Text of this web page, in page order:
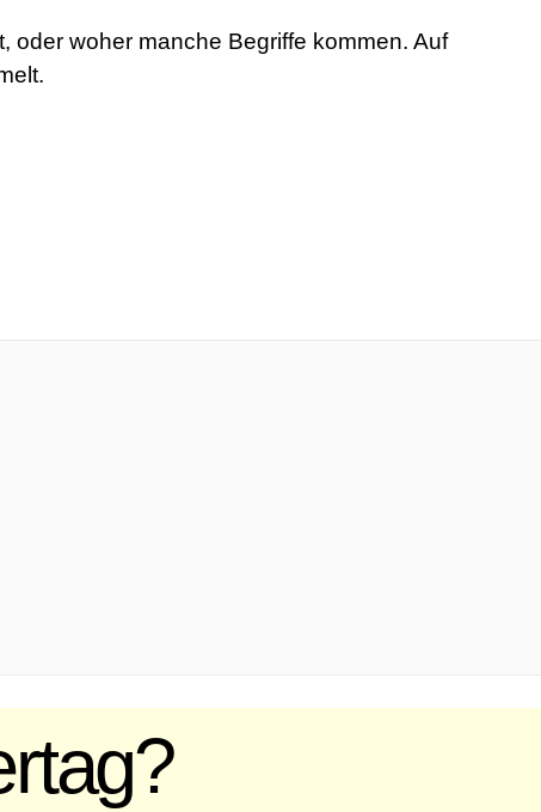
oder woher manche Begriffe kommen. Auf